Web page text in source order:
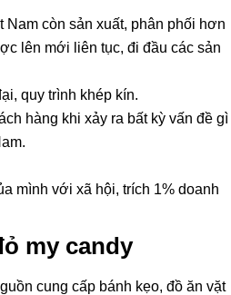
Nam còn sản xuất, phân phối hơn
lên mới liên tục, đi đầu các sản
quy trình khép kín.
hàng khi xảy ra bất kỳ vấn đề gì
mình với xã hội, trích 1% doanh
my candy
cung cấp bánh kẹo, đồ ăn vặt